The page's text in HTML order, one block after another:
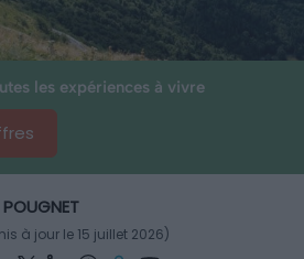
les expériences à vivre
POUGNET
à jour le 15 juillet 2026)